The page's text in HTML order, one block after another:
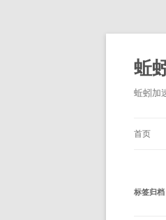
蚯
蚯蚓加
首页
标签归档